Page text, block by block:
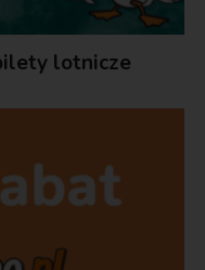
lotnicze